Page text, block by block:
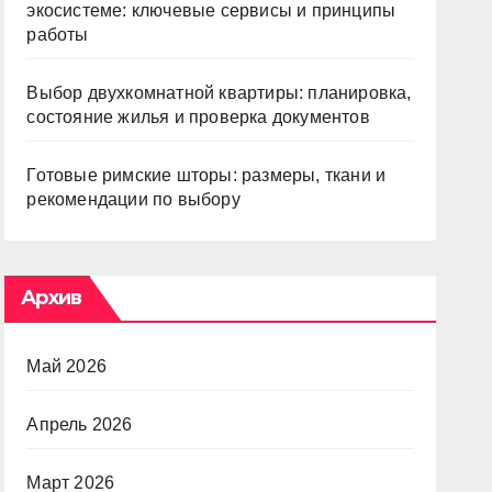
экосистеме: ключевые сервисы и принципы
работы
Выбор двухкомнатной квартиры: планировка,
состояние жилья и проверка документов
Готовые римские шторы: размеры, ткани и
рекомендации по выбору
Архив
Май 2026
Апрель 2026
Март 2026